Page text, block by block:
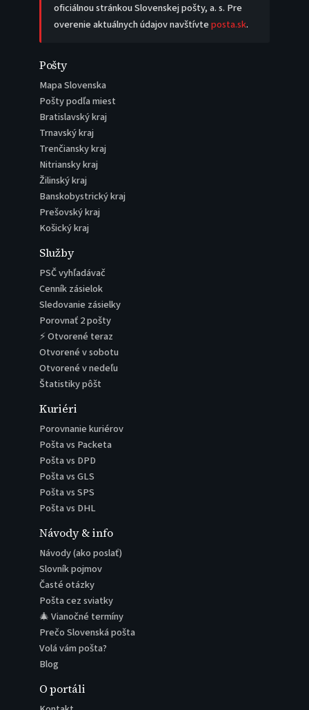
oficiálnou stránkou Slovenskej pošty, a. s. Pre
overenie aktuálnych údajov navštívteposta.sk.
Pošty
Mapa Slovenska
Pošty podľa miest
Bratislavský kraj
Trnavský kraj
Trenčiansky kraj
Nitriansky kraj
Žilinský kraj
Banskobystrický kraj
Prešovský kraj
Košický kraj
Služby
PSČ vyhľadávač
Cenník zásielok
Sledovanie zásielky
Porovnať 2 pošty
⚡ Otvorené teraz
Otvorené v sobotu
Otvorené v nedeľu
Štatistiky pôšt
Kuriéri
Porovnanie kuriérov
Pošta vs Packeta
Pošta vs DPD
Pošta vs GLS
Pošta vs SPS
Pošta vs DHL
Návody & info
Návody (ako poslať)
Slovník pojmov
Časté otázky
Pošta cez sviatky
🎄 Vianočné termíny
Prečo Slovenská pošta
Volá vám pošta?
Blog
O portáli